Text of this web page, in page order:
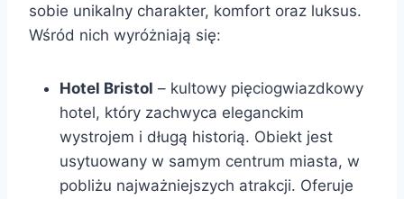
sobie unikalny charakter, komfort oraz luksus.
Wśród nich wyróżniają się:
Hotel Bristol – kultowy pięciogwiazdkowy
hotel, który zachwyca eleganckim
wystrojem i długą historią. Obiekt jest
usytuowany w samym centrum miasta, w
pobliżu najważniejszych atrakcji. Oferuje